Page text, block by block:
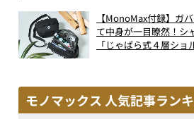
【MonoMax付録】ガ
て中身が一目瞭然！シ
「じゃばら式４層ショ
モノマックス 人気記事ラン